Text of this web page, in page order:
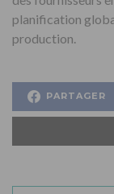
planification
production.
PARTAGER